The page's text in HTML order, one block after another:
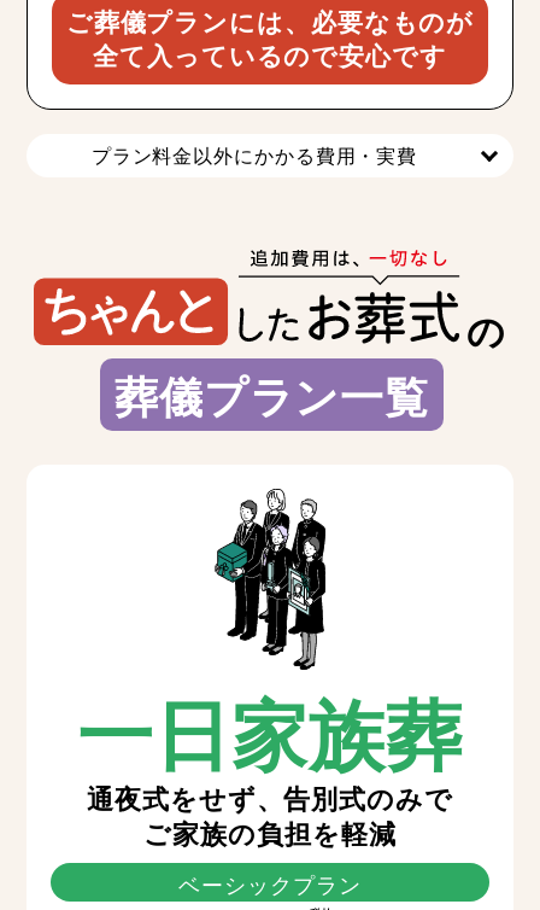
ご葬儀プランには、必要なものが
全て入っているので安心です
プラン料金以外にかかる費用・実費
の
葬儀プラン一覧
一日家族葬
通夜式をせず、告別式のみで
ご家族の負担を軽減
ベーシックプラン